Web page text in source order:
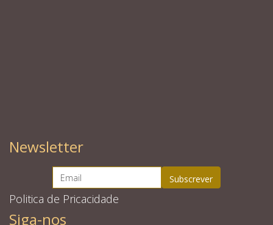
Newsletter
Politica de Pricacidade
Siga-nos